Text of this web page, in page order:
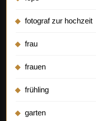
fotograf zur hochzeit
frau
frauen
frühling
garten